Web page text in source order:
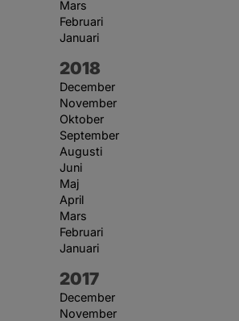
Mars
Februari
Januari
År:
2018
December
November
Oktober
September
Augusti
Juni
Maj
April
Mars
Februari
Januari
År:
2017
December
November